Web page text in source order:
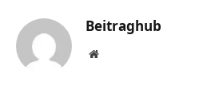
Beitraghub
Website